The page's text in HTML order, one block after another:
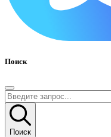
Поиск
Поиск